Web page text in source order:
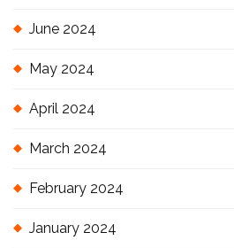
June 2024
May 2024
April 2024
March 2024
February 2024
January 2024